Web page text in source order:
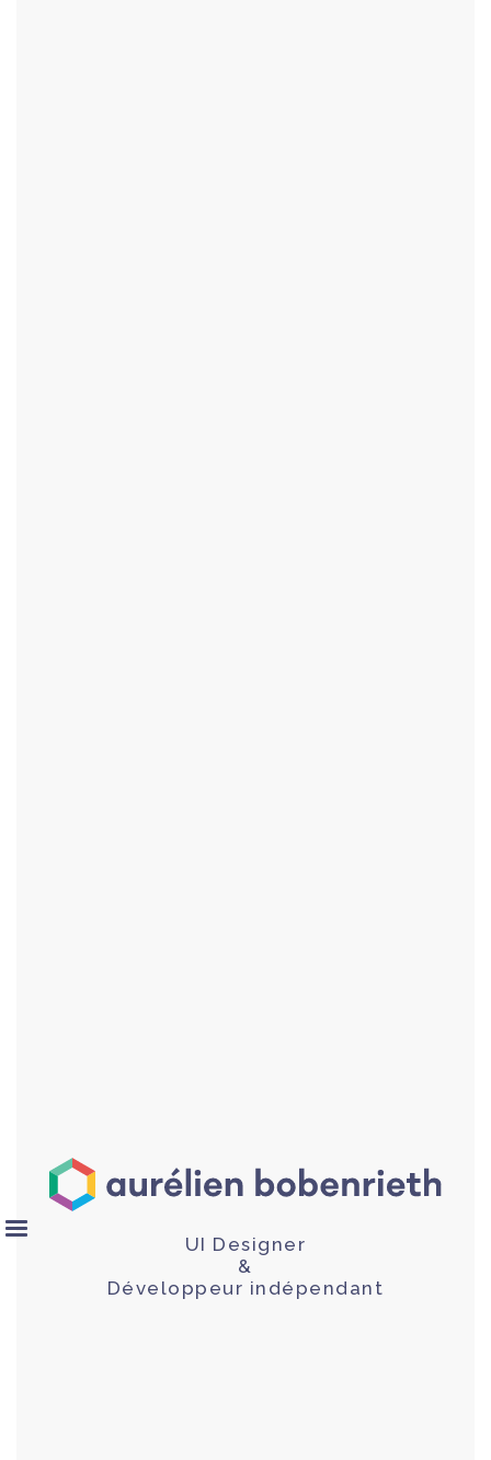
UI Designer
&
Développeur indépendant